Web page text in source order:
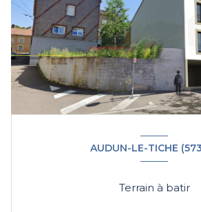
AUDUN-LE-TICHE
Terrain à batir